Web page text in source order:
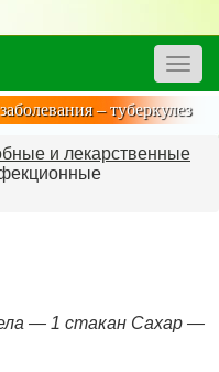
Toggle
– туберкулез
и лекарственные
— 1 стакан Сахар —